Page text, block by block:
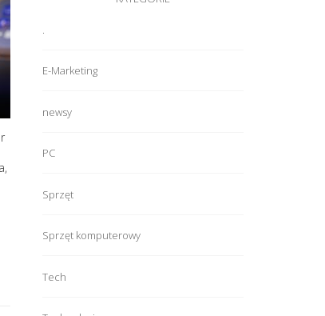
.
E-Marketing
newsy
PC
Sprzęt
Sprzęt komputerowy
Tech